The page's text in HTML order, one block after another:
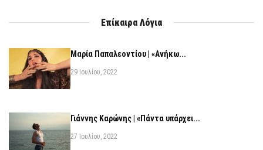
Επίκαιρα Λόγια
Μαρία Παπαλεοντίου | «Ανήκω...
29 Ιουλίου, 2022
Γιάννης Καρώνης | «Πάντα υπάρχει...
27 Ιουλίου, 2022